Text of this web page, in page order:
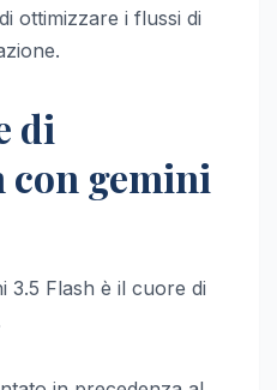
ottimizzare i flussi di
di
con gemini
3.5 Flash è il cuore di